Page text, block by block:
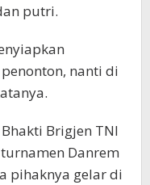
putri.
nanti di
Brigjen TNI
Danrem
pihaknya gelar di